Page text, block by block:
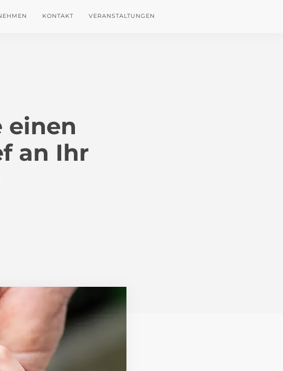
KONTAKT VERANSTALTUNGEN
einen
an Ihr